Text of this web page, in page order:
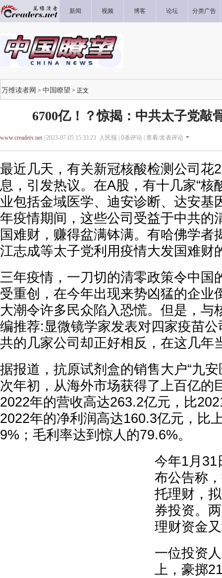
新闻 视频 博客 论坛 分类广告
万维读者网 > 中国瞭望 > 正文
6700亿！？惊揭：中共太子党敲
www.creaders.net| 2023-07-05 15:33:23 人民报 | 0条评论 | 查看/发表评论
最近几天，有关新冠核酸检测公司花
息，引发热议。在A股，有十几家“核
业包括金域医学、迪安诊断、达安基
年疫情期间，这些公司受益于中共的
国难财，赚得盆满钵满。有哈佛学者
江志成等太子党利用疫情大发国难财
三年疫情，一刀切的清零政策令中国
受重创，在今年出现来势凶猛的企业
大潮令许多民众陷入恐慌。但是，与
编推荐:显微镜学家发表对四家疫苗
共的几家公司却正好相反，在这几年
据报道，抗原试剂盒的销售大户“九
次年初，从海外市场获得了上百亿的
2022年的营收高达263.2亿元，比
2022年的净利润高达160.3亿元，比
9%；毛利率达到惊人的79.6%。
今年1月31
布公告称
托理财，
券投资。
理财资金
一位投资
上，豪掷